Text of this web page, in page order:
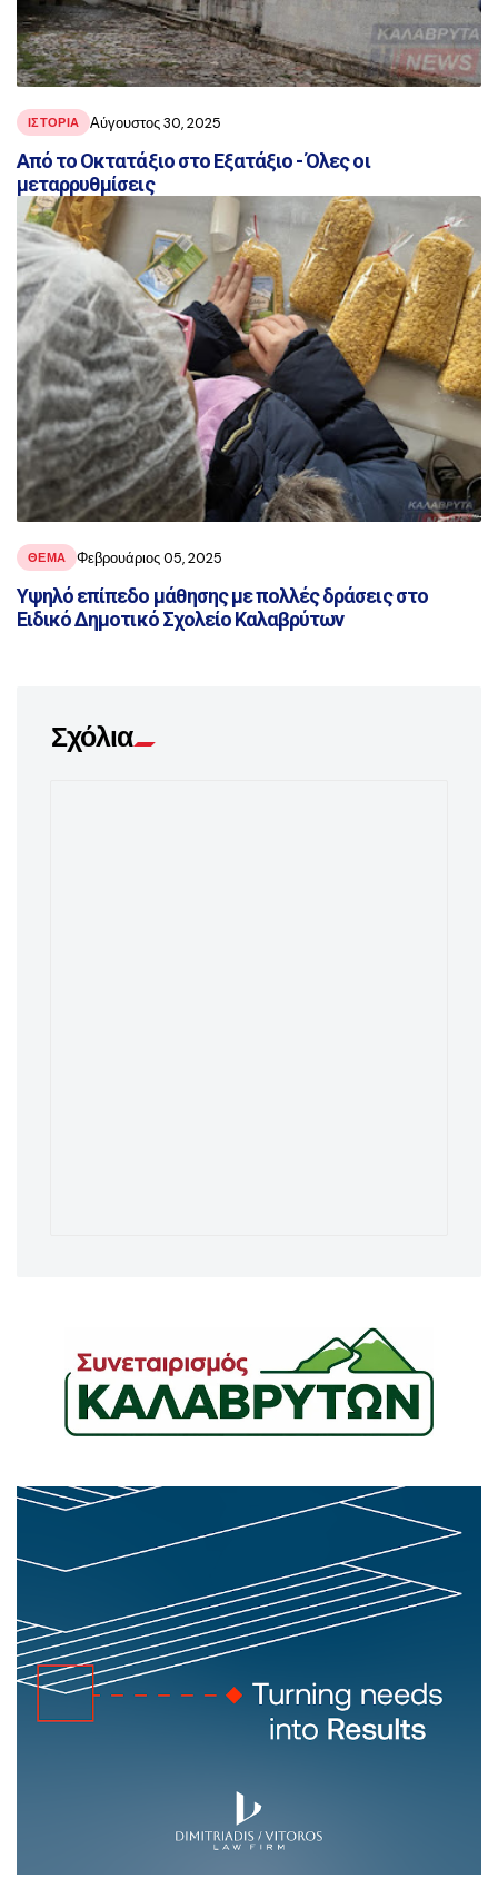
ΙΣΤΟΡΙΑ Αύγουστος 30, 2025
Από το Οκτατάξιο στο Εξατάξιο - Όλες οι
μεταρρυθμίσεις
ΘΕΜΑ Φεβρουάριος 05, 2025
Υψηλό επίπεδο μάθησης με πολλές δράσεις στο
Ειδικό Δημοτικό Σχολείο Καλαβρύτων
Σχόλια